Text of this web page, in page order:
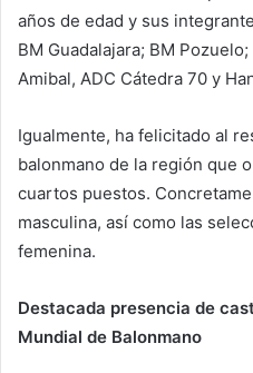
años de edad y sus
BM Guadalajara; BM
Amibal, ADC Cátedra 70 y
Igualmente, ha felicitado al
balonmano de la región que
cuartos puestos.
masculina, así como las
femenina.
Destacada presencia de
Mundial de Balonmano